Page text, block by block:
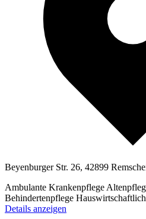
Beyenburger Str. 26, 42899
Ambulante Krankenpflege
Behindertenpflege
Details anzeigen